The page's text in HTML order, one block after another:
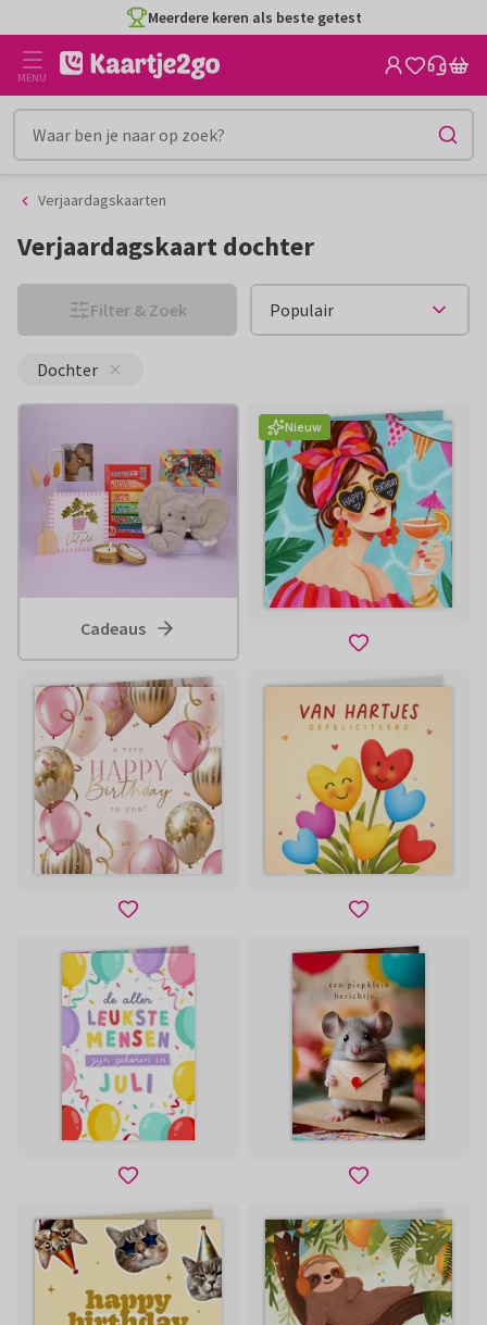
naar
inhoud
naar
het
filter
CO2-neutraal gedrukt
MENU
Verjaardagskaarten
Verjaardagskaart dochter
Filter & Zoek
Dochter
Cadeaus
Nieuw